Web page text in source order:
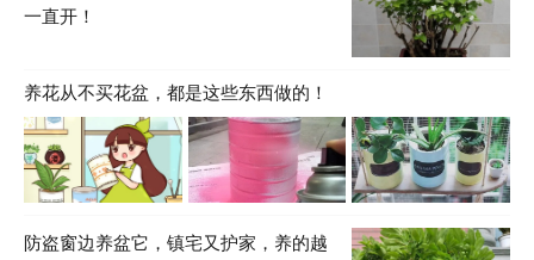
一直开！
养花从不买花盆，都是这些东西做的！
防盗窗边养盆它，镇宅又护家，养的越